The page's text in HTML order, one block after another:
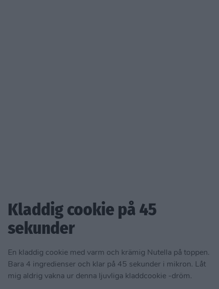
Kladdig cookie på 45
sekunder
En kladdig cookie med varm och krämig Nutella på toppen.
Bara 4 ingredienser och klar på 45 sekunder i mikron. Låt
mig aldrig vakna ur denna ljuvliga kladdcookie -dröm.